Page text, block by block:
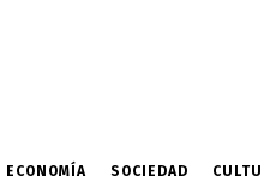
ECONOMÍA SOCIEDAD